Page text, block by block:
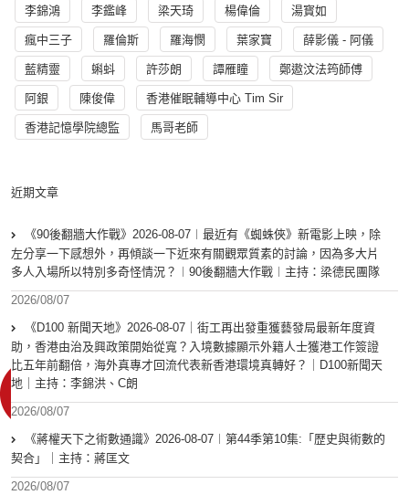
李錦鴻 李鑑峰 梁天琦 楊偉倫 湯寳如
瘋中三子 羅倫斯 羅海憫 葉家寶 薛影儀 - 阿儀
藍精靈 蝌蚪 許莎朗 譚雁瞳 鄭遨汶法筠師傅
阿銀 陳俊偉 香港催眠輔導中心 Tim Sir
香港記憶學院總監 馬哥老師
近期文章
《90後翻牆大作戰》2026-08-07︱最近有《蜘蛛俠》新電影上映，除
左分享一下感想外，再傾談一下近來有關觀眾質素的討論，因為多大片
多人入場所以特別多奇怪情況？︱90後翻牆大作戰︱主持：梁德民團隊
2026/08/07
《D100 新聞天地》2026-08-07｜街工再出發重獲藝發局最新年度資
助，香港由治及興政策開始從寬？入境數據顯示外籍人士獲港工作簽證
比五年前翻倍，海外真專才回流代表新香港環境真轉好？｜D100新聞天
地｜主持：李錦洪、C朗
2026/08/07
《蔣權天下之術數通識》2026-08-07︱第44季第10集:「歴史與術數的
契合」｜主持：蔣匡文
2026/08/07